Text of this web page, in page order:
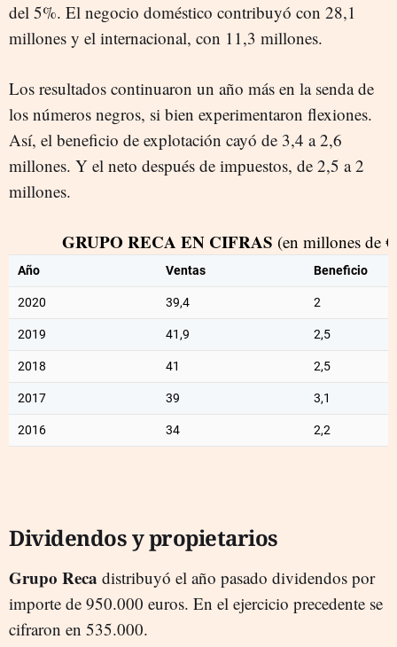
del 5%. El negocio doméstico contribuyó con 28,1
millones y el internacional, con 11,3 millones.
Los resultados continuaron un año más en la senda de
los números negros, si bien experimentaron flexiones.
Así, el beneficio de explotación cayó de 3,4 a 2,6
millones. Y el neto después de impuestos, de 2,5 a 2
millones.
GRUPO RECA EN CIFRAS (en millones de
Año Ventas Beneficio
2020 39,4 2
2019 41,9 2,5
2018 41 2,5
2017 39 3,1
2016 34 2,2
Dividendos y propietarios
Grupo Reca distribuyó el año pasado dividendos por
importe de 950.000 euros. En el ejercicio precedente se
cifraron en 535.000.